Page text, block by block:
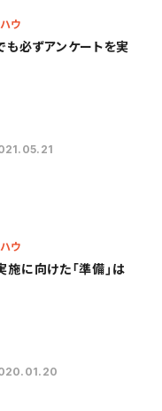
ウ
も必ずアンケートを実
特典あり】
ウ
施に向けた「準備」は